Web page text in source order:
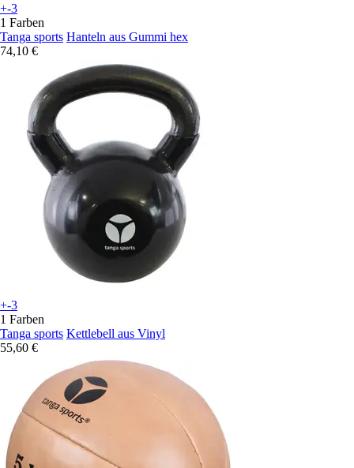
+-3
1 Farben
Tanga sports Hanteln aus Gummi hex
74,10 €
+-3
1 Farben
Tanga sports Kettlebell aus Vinyl
55,60 €